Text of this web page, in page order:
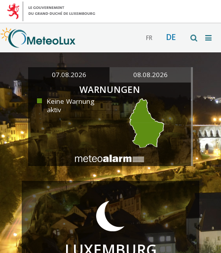
FR DE
07.08.2026 08.08.2026
WARNUNGEN
Keine Warnung
aktiv